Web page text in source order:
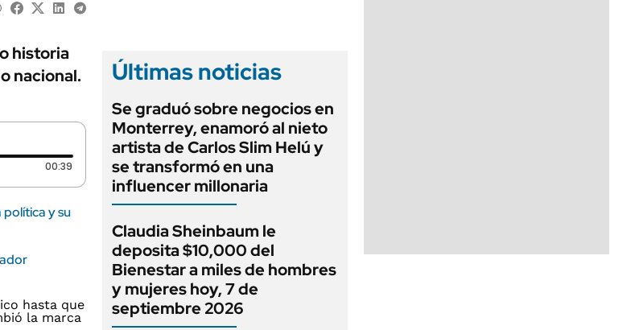
historia
nacional.
00:39 Duración: 39 segundos
política y su
Últimas noticias
Se graduó sobre negocios en
Monterrey, enamoró al nieto
artista de Carlos Slim Helú y
se transformó en una
influencer millonaria
Claudia Sheinbaum le
deposita $10,000 del
Bienestar a miles de hombres
y mujeres hoy, 7 de
septiembre 2026